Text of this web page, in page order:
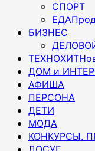
СПОРТ
ЕДА
БИЗНЕС
ТЕХНОХИТ
ДОМ и
АФИША
ПЕРСОНА
ДЕТИ
МОДА
КОНКУРСЫ.